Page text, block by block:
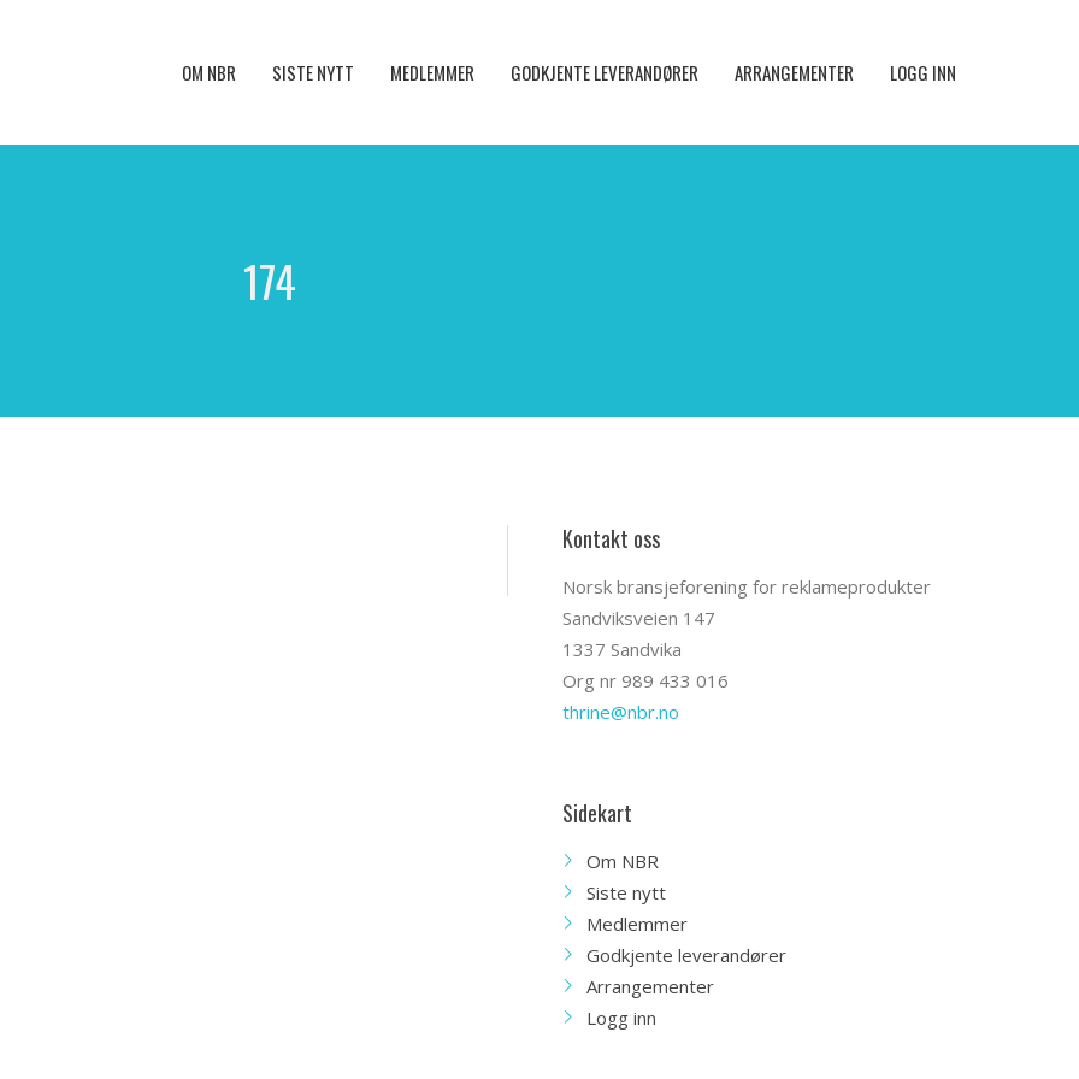
OM NBR SISTE NYTT MEDLEMMER GODKJENTE LEVERANDØRER ARRANGEMENTER LOGG INN
174
Kontakt oss
Norsk bransjeforening for reklameprodukter
Sandviksveien 147
1337 Sandvika
Org nr 989 433 016
thrine@nbr.no
Sidekart
Om NBR
Siste nytt
Medlemmer
Godkjente leverandører
Arrangementer
Logg inn